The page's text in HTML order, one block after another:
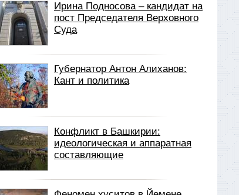
Ирина Подносова – кандидат на
пост Председателя Верховного
Суда
Губернатор Антон Алиханов:
Кант и политика
Конфликт в Башкирии:
идеологическая и аппаратная
составляющие